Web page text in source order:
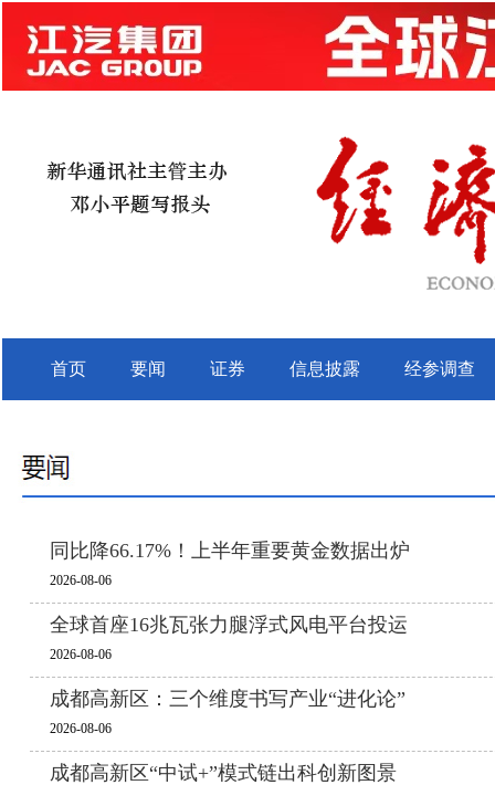
同比降66.17%！上半年重要黄金数据出炉
2026-08-06
全球首座16兆瓦张力腿浮式风电平台投运
2026-08-06
成都高新区：三个维度书写产业“进化论”
2026-08-06
成都高新区“中试+”模式链出科创新图景